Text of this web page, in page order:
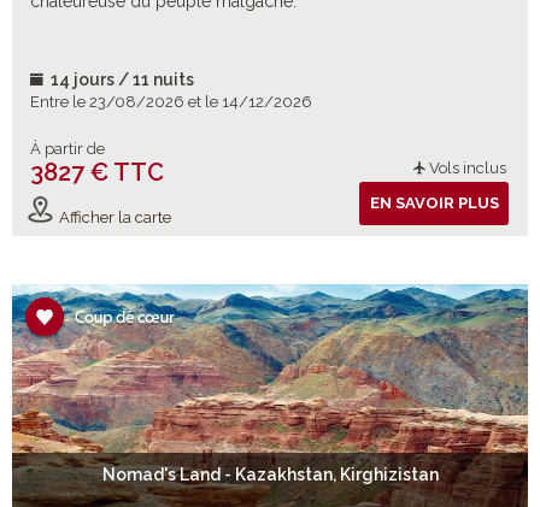
14 jours / 11 nuits
Entre le 23/08/2026 et le 14/12/2026
À partir de
3827 € TTC Vols inclus
Afficher la carte
EN SAVOIR PLUS
Nomad's Land - Kazakhstan, Kirghizistan